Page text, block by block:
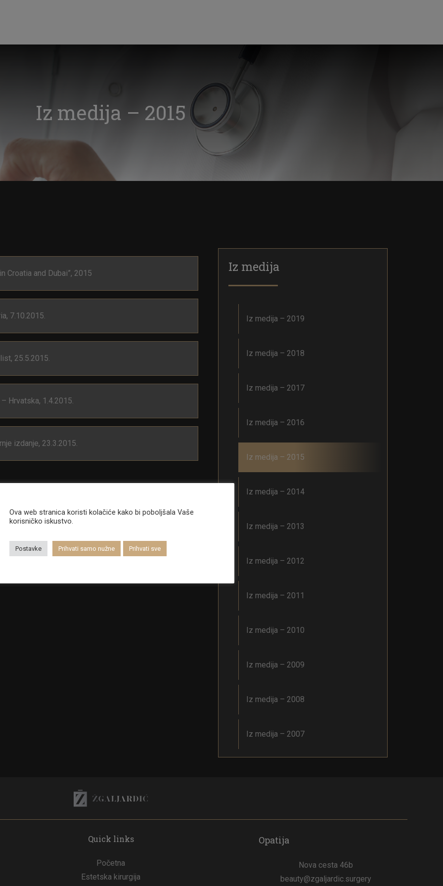
Iz medija – 2015
Croatia and Dubai”, 2015
7.10.2015.
25.5.2015.
Hrvatska, 1.4.2015.
izdanje, 23.3.2015.
Iz medija
Iz medija – 2019
Iz medija – 2018
Iz medija – 2017
Iz medija – 2016
Iz medija – 2015
Iz medija – 2014
Iz medija – 2013
Iz medija – 2012
Iz medija – 2011
Iz medija – 2010
Iz medija – 2009
Iz medija – 2008
Iz medija – 2007
Quick links
Početna
Estetska kirurgija
Opatija
Nova cesta 46b
beauty@zgaljardic.surgery
Ova web stranica koristi kolačiće kako bi poboljšala Vaše
korisničko iskustvo.
Postavke Prihvati samo nužne Prihvati sve